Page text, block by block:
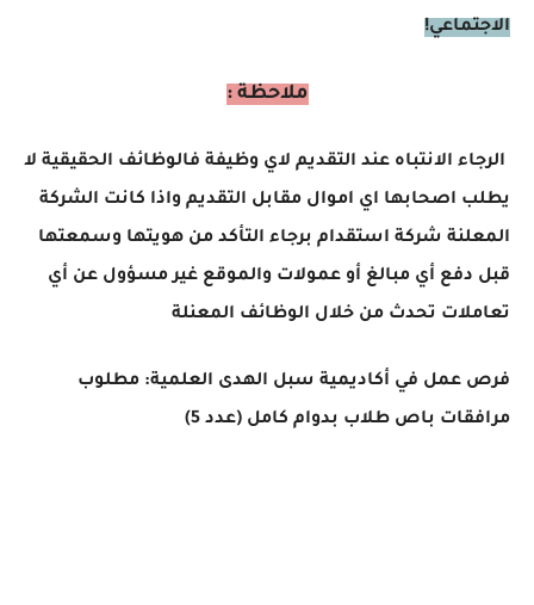
الاجتماعي!
ملاحظة :
الرجاء الانتباه عند التقديم لاي وظيفة فالوظائف الحقيقية لا
يطلب اصحابها اي اموال مقابل التقديم واذا كانت الشركة
المعلنة شركة استقدام برجاء التأكد من هويتها وسمعتها
قبل دفع أي مبالغ أو عمولات والموقع غير مسؤول عن أي
تعاملات تحدث من خلال الوظائف المعنلة
فرص عمل في أكاديمية سبل الهدى العلمية: مطلوب
مرافقات باص طلاب بدوام كامل (عدد 5)